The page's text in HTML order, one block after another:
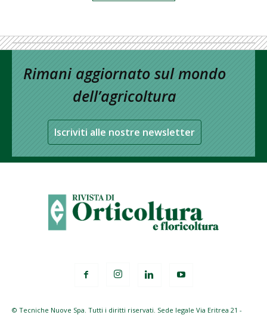
Rimani aggiornato sul mondo
dell’agricoltura
Iscriviti alle nostre newsletter
© Tecniche Nuove Spa. Tutti i diritti riservati. Sede legale Via Eritrea 21 -